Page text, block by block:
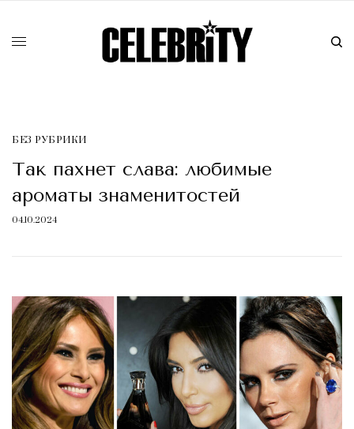
БЕЗ РУБРИКИ
Так пахнет слава: любимые
ароматы знаменитостей
04.10.2024